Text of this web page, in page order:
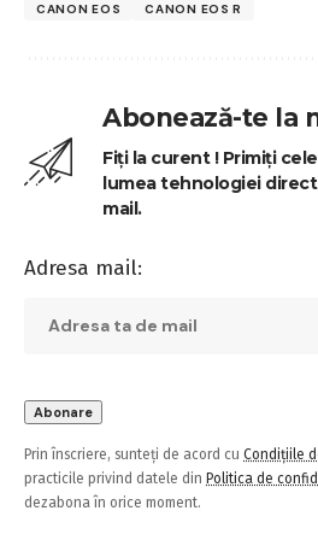
CANON EOS
CANON EOS R
Abonează-te la
Fiți la curent ! Primiți
lumea tehnologiei
mail.
Adresa mail:
Prin înscriere, sunteți de acord cu Condițiile
practicile privind datele din Politica de
dezabona în orice moment.